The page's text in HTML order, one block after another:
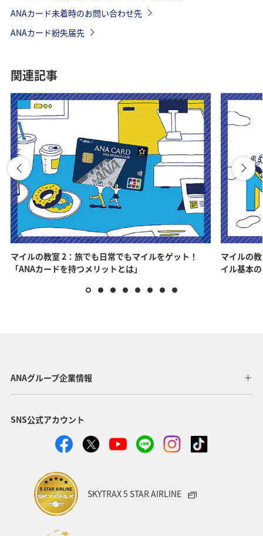
ANAカード未着時のお問い合わせ先
ANAカード紛失届先
関連記事
マイルの教室 2：旅でも日常でもマイルをゲット！
「ANAカードを持つメリットとは」
マイルの
イル基本
ANAグループ企業情報
SNS公式アカウント
SKYTRAX 5 STAR AIRLINE